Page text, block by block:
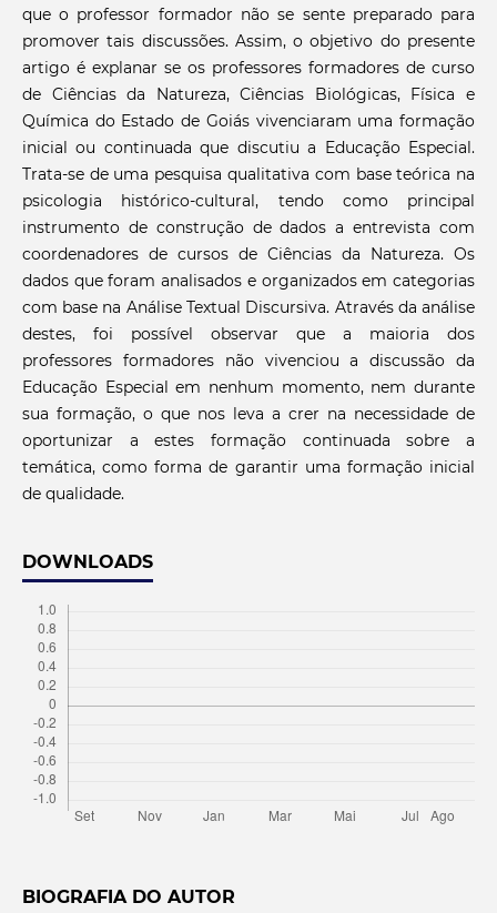
que o professor formador não se sente preparado para
promover tais discussões. Assim, o objetivo do presente
artigo é explanar se os professores formadores de curso
de Ciências da Natureza, Ciências Biológicas, Física e
Química do Estado de Goiás vivenciaram uma formação
inicial ou continuada que discutiu a Educação Especial.
Trata-se de uma pesquisa qualitativa com base teórica na
psicologia histórico-cultural, tendo como principal
instrumento de construção de dados a entrevista com
coordenadores de cursos de Ciências da Natureza. Os
dados que foram analisados e organizados em categorias
com base na Análise Textual Discursiva. Através da análise
destes, foi possível observar que a maioria dos
professores formadores não vivenciou a discussão da
Educação Especial em nenhum momento, nem durante
sua formação, o que nos leva a crer na necessidade de
oportunizar a estes formação continuada sobre a
temática, como forma de garantir uma formação inicial
de qualidade.
DOWNLOADS
BIOGRAFIA DO AUTOR